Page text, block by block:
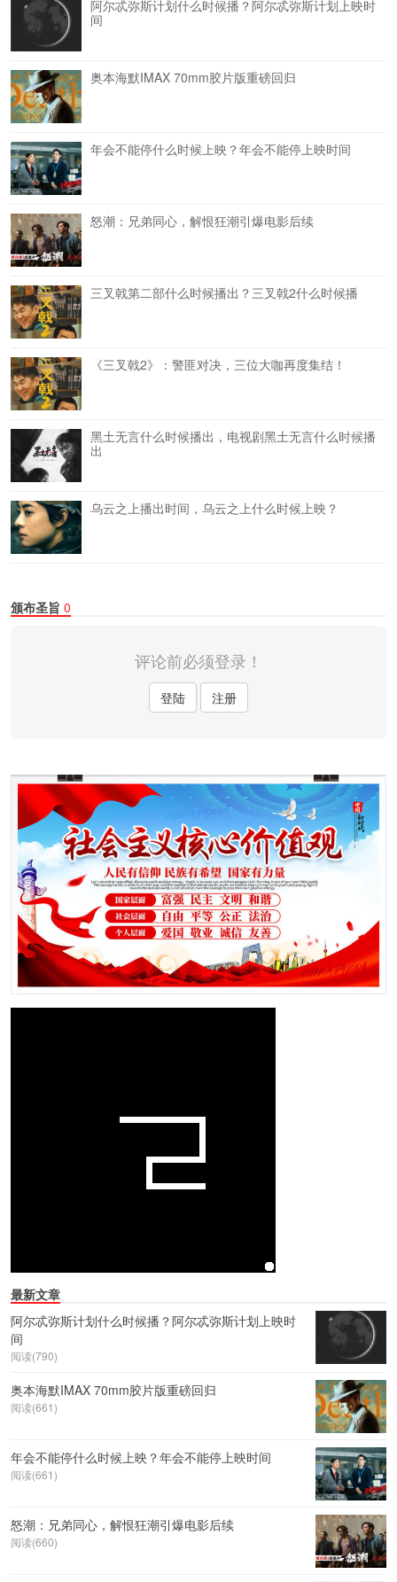
阿尔忒弥斯计划什么时候播？阿尔忒弥斯计划上映时
间
奥本海默IMAX 70mm胶片版重磅回归
年会不能停什么时候上映？年会不能停上映时间
怒潮：兄弟同心，解恨狂潮引爆电影后续
三叉戟第二部什么时候播出？三叉戟2什么时候播
《三叉戟2》：警匪对决，三位大咖再度集结！
黑土无言什么时候播出，电视剧黑土无言什么时候播
出
乌云之上播出时间，乌云之上什么时候上映？
颁布圣旨 0
评论前必须登录！
登陆 注册
最新文章
阿尔忒弥斯计划什么时候播？阿尔忒弥斯计划上映时
间
阅读(790)
奥本海默IMAX 70mm胶片版重磅回归
阅读(661)
年会不能停什么时候上映？年会不能停上映时间
阅读(661)
怒潮：兄弟同心，解恨狂潮引爆电影后续
阅读(660)